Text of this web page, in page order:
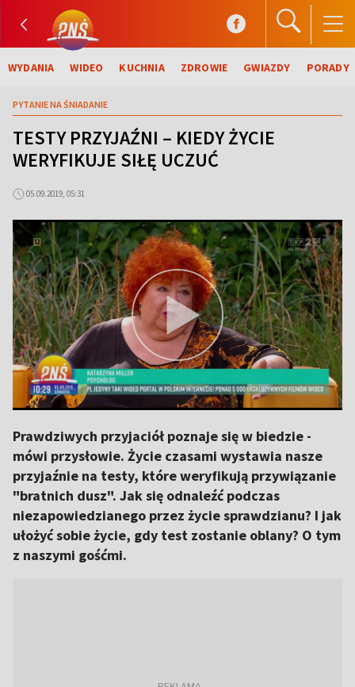
WYDANIA WIDEO KUCHNIA ZDROWIE GWIAZDY PORADY
PYTANIE NA ŚNIADANIE
TESTY PRZYJAŹNI – KIEDY ŻYCIE
WERYFIKUJE SIŁĘ UCZUĆ
05.09.2019, 05:31
Prawdziwych przyjaciół poznaje się w biedzie -
mówi przysłowie. Życie czasami wystawia nasze
przyjaźnie na testy, które weryfikują przywiązanie
"bratnich dusz". Jak się odnaleźć podczas
niezapowiedzianego przez życie sprawdzianu? I jak
ułożyć sobie życie, gdy test zostanie oblany? O tym
z naszymi gośćmi.